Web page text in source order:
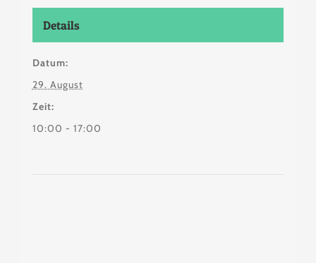
Details
Datum:
29. August
Zeit:
10:00 - 17:00